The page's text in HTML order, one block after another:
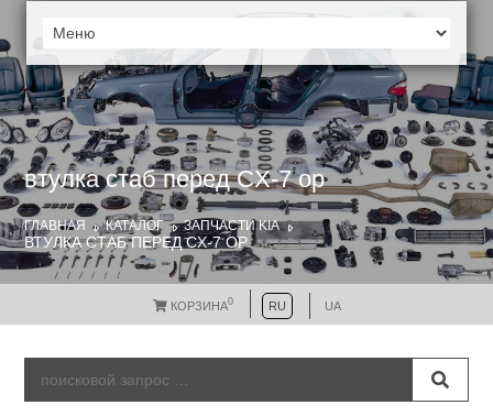
втулка стаб перед CX-7 ор
ГЛАВНАЯ КАТАЛОГ ЗАПЧАСТИ KIA
ВТУЛКА СТАБ ПЕРЕД CX-7 ОР
КОРЗИНА0 RU UA